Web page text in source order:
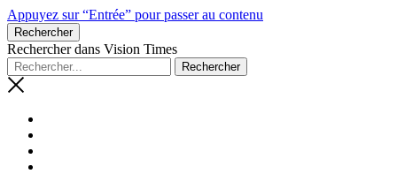
Appuyez sur “Entrée” pour passer au contenu
Rechercher
Rechercher dans Vision Times